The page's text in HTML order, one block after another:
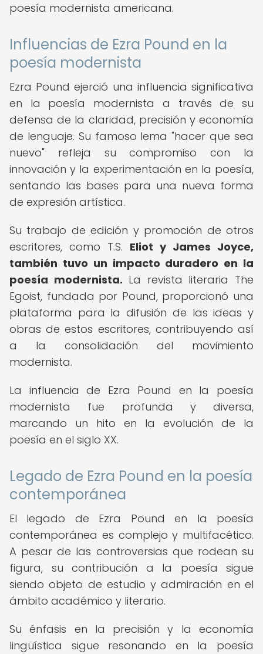
poesía modernista americana.
Influencias de Ezra Pound en la
poesía modernista
Ezra Pound ejerció una influencia significativa
en la poesía modernista a través de su
defensa de la claridad, precisión y economía
de lenguaje. Su famoso lema "hacer que sea
nuevo" refleja su compromiso con la
innovación y la experimentación en la poesía,
sentando las bases para una nueva forma
de expresión artística.
Su trabajo de edición y promoción de otros
escritores, como T.S. Eliot y James Joyce,
también tuvo un impacto duradero en la
poesía modernista. La revista literaria The
Egoist, fundada por Pound, proporcionó una
plataforma para la difusión de las ideas y
obras de estos escritores, contribuyendo así
a la consolidación del movimiento
modernista.
La influencia de Ezra Pound en la poesía
modernista fue profunda y diversa,
marcando un hito en la evolución de la
poesía en el siglo XX.
Legado de Ezra Pound en la poesía
contemporánea
El legado de Ezra Pound en la poesía
contemporánea es complejo y multifacético.
A pesar de las controversias que rodean su
figura, su contribución a la poesía sigue
siendo objeto de estudio y admiración en el
ámbito académico y literario.
Su énfasis en la precisión y la economía
lingüística sigue resonando en la poesía